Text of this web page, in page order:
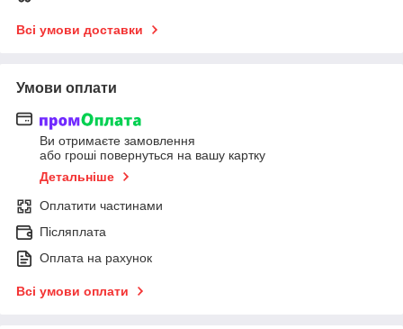
Всі умови доставки
Умови оплати
Ви отримаєте замовлення
або гроші повернуться на вашу картку
Детальніше
Оплатити частинами
Післяплата
Оплата на рахунок
Всі умови оплати